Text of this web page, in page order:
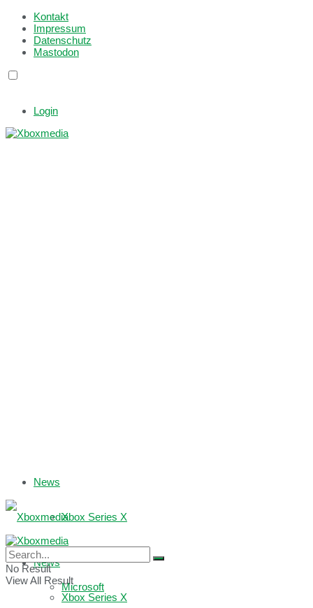
Kontakt
Impressum
Datenschutz
Mastodon
Login
News
Xbox Series X
Microsoft
News
Xbox Series X
No Result
View All Result